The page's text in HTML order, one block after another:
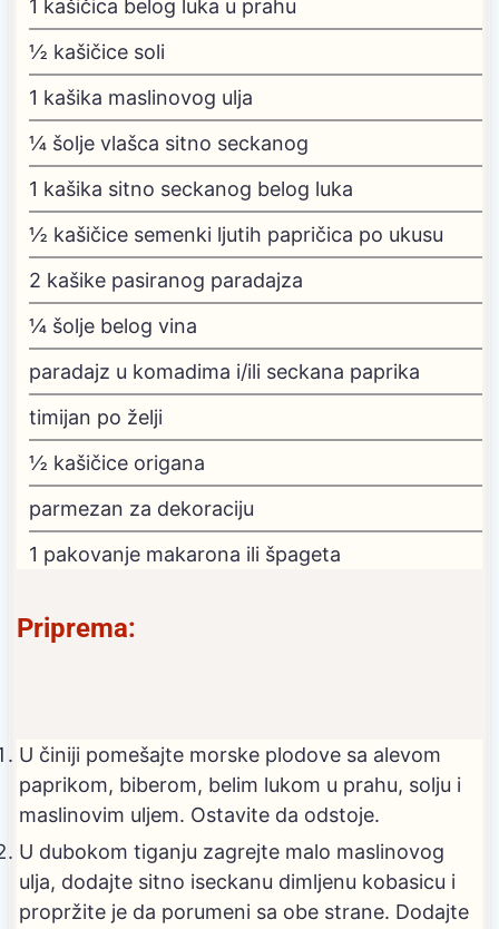
1 kašičica belog luka u prahu
½ kašičice soli
1 kašika maslinovog ulja
¼ šolje vlašca sitno seckanog
1 kašika sitno seckanog belog luka
½ kašičice semenki ljutih papričica po ukusu
2 kašike pasiranog paradajza
¼ šolje belog vina
paradajz u komadima i/ili seckana paprika
timijan po želji
½ kašičice origana
parmezan za dekoraciju
1 pakovanje makarona ili špageta
Priprema:
U činiji pomešajte morske plodove sa alevom
paprikom, biberom, belim lukom u prahu, solju i
maslinovim uljem. Ostavite da odstoje.
U dubokom tiganju zagrejte malo maslinovog
ulja, dodajte sitno iseckanu dimljenu kobasicu i
propržite je da porumeni sa obe strane. Dodajte